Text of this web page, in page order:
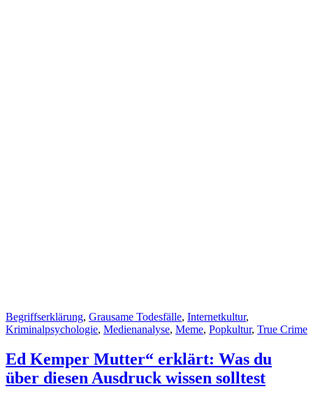
Cat
Links
Begriffserklärung, Grausame Todesfälle, Internetkultur,
Kriminalpsychologie, Medienanalyse, Meme, Popkultur, True Crime
Ed Kemper Mutter“ erklärt: Was du
über diesen Ausdruck wissen solltest